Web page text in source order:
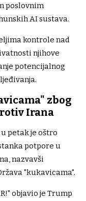
poslovnim
AI sustava.
kontrole nad
njihove
potencijalnog
zbog
Irana
petak je oštro
potpore u
nazvavši
"kukavicama".
objavio je Trump